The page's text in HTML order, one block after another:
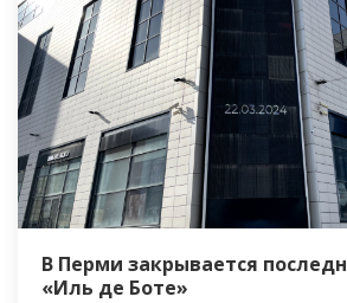
В Перми закрывается
«Иль де Боте»